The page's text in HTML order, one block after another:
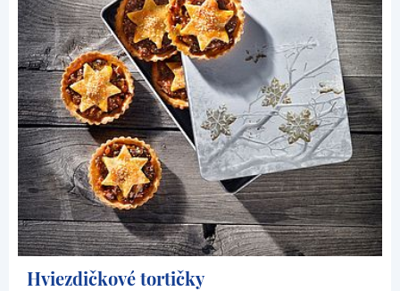
Hviezdičkové tortičky